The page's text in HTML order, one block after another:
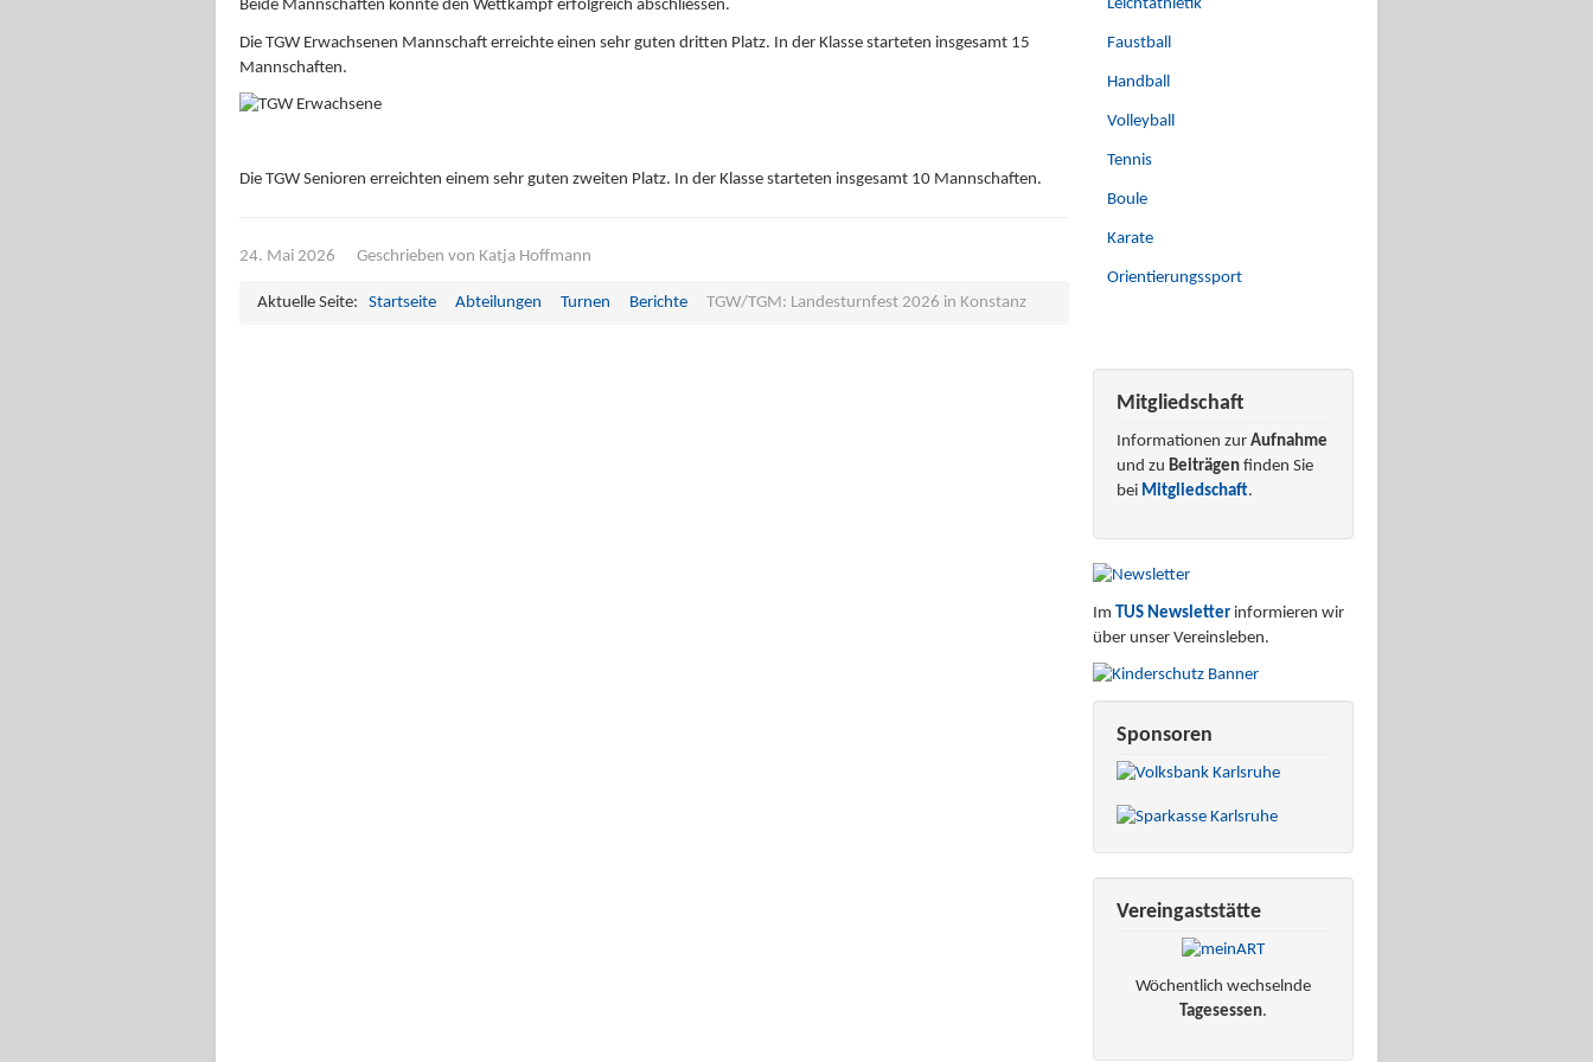
Beide Mannschaften konnte den Wettkampf erfolgreich abschliessen.
Die TGW Erwachsenen Mannschaft erreichte einen sehr guten dritten Platz. In der Klasse starteten insgesamt 15
Mannschaften.
Die TGW Senioren erreichten einem sehr guten zweiten Platz. In der Klasse starteten insgesamt 10 Mannschaften.
24. Mai 2026 Geschrieben von Katja Hoffmann
Aktuelle Seite: Startseite Abteilungen Turnen Berichte TGW/TGM: Landesturnfest 2026 in Konstanz
Leichtathletik
Faustball
Handball
Volleyball
Tennis
Boule
Karate
Orientierungssport
Mitgliedschaft
Informationen zur Aufnahme
und zu Beiträgen finden Sie
bei Mitgliedschaft.
Im TUS Newsletter informieren wir
über unser Vereinsleben.
Sponsoren
Vereingaststätte
Wöchentlich wechselnde
Tagesessen.